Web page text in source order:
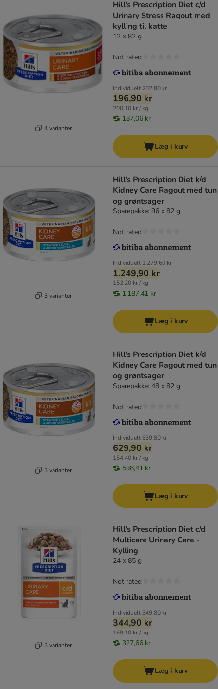
4 varianter
Hill's Prescription Diet c/d
Urinary Stress Ragout med
kylling til katte
12 x 82 g
Individuelt 202,80 kr
196,90 kr
200,10 kr / kg
187,06 kr
Not rated
Læg i kurv
3 varianter
Hill's Prescription Diet k/d
Kidney Care Ragout med tun
og grøntsager
Sparepakke: 96 x 82 g
Individuelt 1.279,60 kr
1.249,90 kr
153,20 kr / kg
1.187,41 kr
Not rated
Læg i kurv
3 varianter
Hill's Prescription Diet k/d
Kidney Care Ragout med tun
og grøntsager
Sparepakke: 48 x 82 g
Individuelt 639,80 kr
629,90 kr
154,40 kr / kg
598,41 kr
Not rated
Læg i kurv
3 varianter
Hill's Prescription Diet c/d
Multicare Urinary Care -
Kylling
24 x 85 g
Individuelt 349,80 kr
344,90 kr
169,10 kr / kg
327,66 kr
Not rated
Læg i kurv